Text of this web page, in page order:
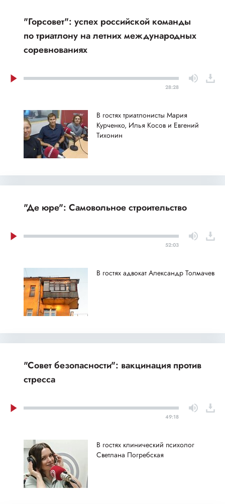
"Горсовет": успех российской команды
по триатлону на летних международных
соревнованиях
28:28
В гостях триатлонисты Мария
Курченко, Илья Косов и Евгений
Тихонин
"Де юре": Самовольное строительство
52:03
В гостях адвокат Александр Толмачев
"Совет безопасности": вакцинация против
стресса
49:18
В гостях клинический психолог
Светлана Погребская